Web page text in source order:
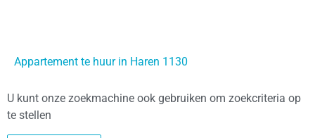
Appartement te huur in Haren 1130
U kunt onze zoekmachine ook gebruiken om zoekcriteria op
te stellen